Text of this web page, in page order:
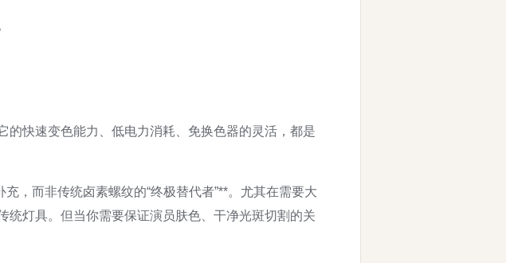
快速变色能力、低电力消耗、免换色器的灵活，都是
，而非传统卤素螺纹的“终极替代者”**。尤其在需要大
灯具。但当你需要保证演员肤色、干净光斑切割的关